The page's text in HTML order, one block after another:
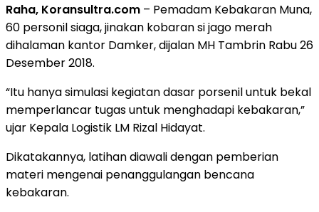
Raha, Koransultra.com – Pemadam Kebakaran Muna,
60 personil siaga, jinakan kobaran si jago merah
dihalaman kantor Damker, dijalan MH Tambrin Rabu 26
Desember 2018.
“Itu hanya simulasi kegiatan dasar porsenil untuk bekal
memperlancar tugas untuk menghadapi kebakaran,”
ujar Kepala Logistik LM Rizal Hidayat.
Dikatakannya, latihan diawali dengan pemberian
materi mengenai penanggulangan bencana
kebakaran.